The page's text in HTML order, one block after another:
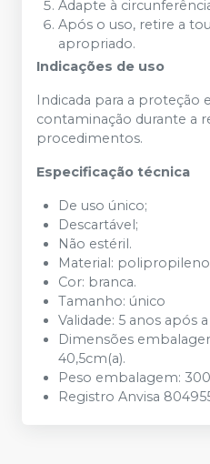
Adapte à
Após o uso, retire a
apropriado.
Indicações de uso
Indicada para a proteção
contaminação durante a
procedimentos.
Especificação técnica
De uso único;
Descartável;
Não estéril.
Material:
Cor: branca.
Tamanho: único
Validade: 5 anos após
Dimensões
40,5cm(a).
Peso embalagem:
Registro Anvisa